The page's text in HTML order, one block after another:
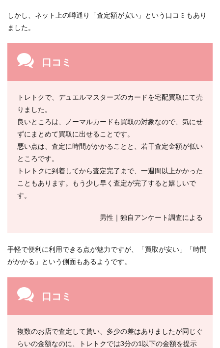
しかし、ネット上の噂通り「査定額が安い」という口コミもあり
ました。
口コミ
トレトクで、デュエルマスターズのカードを宅配買取にて売
りました。
良いところは、ノーマルカードも買取の対象なので、気にせ
ずにまとめて買取に出せることです。
悪い点は、査定に時間がかかることと、若干査定金額が低い
ところです。
トレトクに到着してから査定完了まで、一週間以上かかった
こともあります。もう少し早く査定が完了すると嬉しいで
す。
男性｜独自アンケート調査による
手軽で便利に利用できる点が魅力ですが、「買取が安い」「時間
がかかる」という側面もあるようです。
口コミ
複数のお店で査定して貰い、多少の差はありましたが同じぐ
らいの金額なのに、トレトクでは3分の1以下の金額を提示